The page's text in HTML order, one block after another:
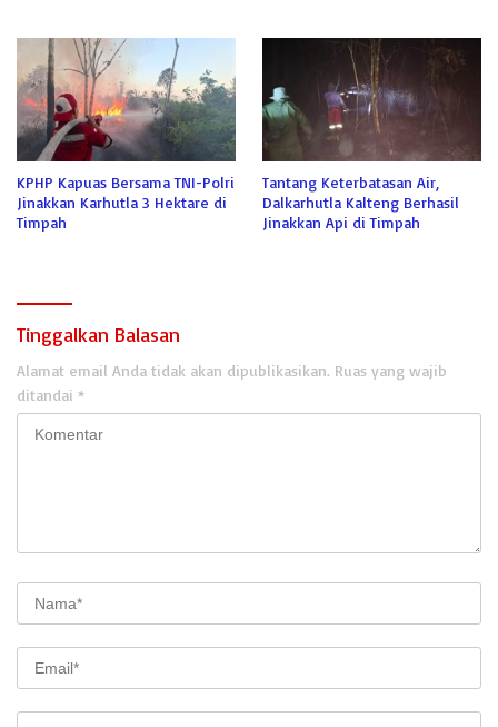
KPHP Kapuas Bersama TNI-Polri
Jinakkan Karhutla 3 Hektare di
Timpah
Tantang Keterbatasan Air,
Dalkarhutla Kalteng Berhasil
Jinakkan Api di Timpah
Tinggalkan Balasan
Alamat email Anda tidak akan dipublikasikan. Ruas yang wajib
ditandai *